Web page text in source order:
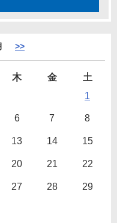
>>
木 金
土
1
6 7 8
13 14 15
20 21 22
27 28 29